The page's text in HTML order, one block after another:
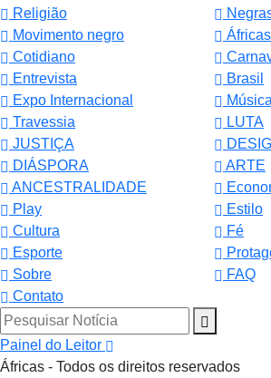
Religião
Movimento negro
Áfricas
Cotidiano
Entrevista
Brasil
Expo Internacional
Música
Travessia
LUTA
JUSTIÇA
DIÁSPORA
ARTE
ANCESTRALIDADE
Play
Estilo
Cultura
Fé
Esporte
Sobre
FAQ
Contato
Pesquisar Notícia
Painel do Leitor
Áfricas - Todos os direitos reservados